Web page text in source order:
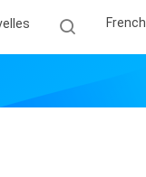
French